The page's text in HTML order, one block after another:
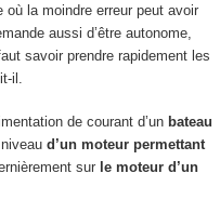
la moindre erreur peut avoir
aussi d’être autonome,
savoir prendre rapidement les
il.
de courant d’un bateau
d’un moteur permettant
sur le moteur d’un